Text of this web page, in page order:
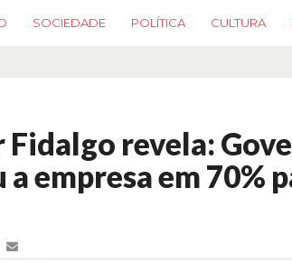
SOCIEDADE POLÍTICA CULTURA
Fidalgo revela:
empresa em 70%